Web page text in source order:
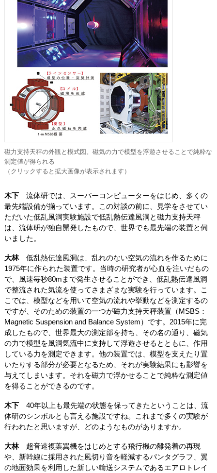
磁力支持天秤の外観と模式図。磁気の力で模型を浮遊させることで純粋な
測定値が得られる
（クリックすると拡大画像が表示されます）
木下流体研では、スーパーコンピューターをはじめ、多くの
最先端設備が揃っています。この対談の前に、見学をさせてい
ただいた低乱風洞実験施設で低乱熱伝達風洞と磁力支持天秤
は、流体研が独自開発したもので、世界でも最先端の装置と伺
いました。
大林低乱熱伝達風洞は、乱れのない空気の流れを作るために
1975年に作られた装置です。当時の研究者が心血を注いだもの
で、風速毎秒80mまで発生させることができ、低乱熱伝達風洞
で整流された気流を使ってさまざまな実験を行っています。こ
こでは、模型などを用いて空気の流れや挙動などを測定するの
ですが、そのための装置の一つが磁力支持天秤装置（MSBS：
Magnetic Suspension and Balance System）です。2015年に完
成したもので、世界最大の測定部を持ち、その名の通り、磁気
の力で模型を風洞気流中に支持して浮遊させるとともに、作用
している力を測定できます。他の装置では、模型を支えたり置
いたりする部分が必要となるため、それが実験結果にも影響を
与えてしまいます。それを磁力で浮かせることで純粋な測定値
を得ることができるのです。
木下40年以上も最先端の状態を保ってきたということは、流
体研のシンボルとも言える施設ですね。これまで多くの実験が
行われたと思いますが、どのようなものがありますか。
大林超音速複葉翼機をはじめとする飛行機の離発着の再現
や、新幹線に採用された風切り音を軽減するパンタグラフ、翼
の地面効果を利用した新しい輸送システムであるエアロトレイ